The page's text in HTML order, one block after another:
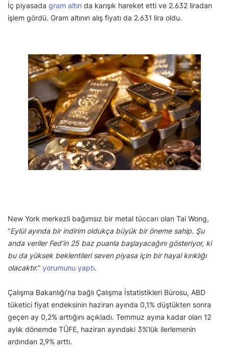
İç piyasada gram altın da karışık hareket etti ve 2.632 liradan
işlem gördü. Gram altının alış fiyatı da 2.631 lira oldu.
New York merkezli bağımsız bir metal tüccarı olan Tai Wong,
“Eylül ayında bir indirim oldukça büyük bir öneme sahip. Şu
anda veriler Fed’in 25 baz puanla başlayacağını gösteriyor, ki
bu da yüksek beklentileri seven piyasa için bir hayal kırıklığı
olacaktır.” yorumunu yaptı.
Çalışma Bakanlığı’na bağlı Çalışma İstatistikleri Bürosu, ABD
tüketici fiyat endeksinin haziran ayında 0,1% düştükten sonra
geçen ay 0,2% arttığını açıkladı. Temmuz ayına kadar olan 12
aylık dönemde TÜFE, haziran ayındaki 3%’lük ilerlemenin
ardından 2,9% arttı.